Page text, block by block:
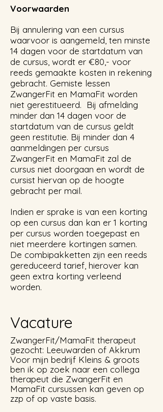
Voorwaarden
Bij annulering van een cursus
waarvoor is aangemeld, ten minste
14 dagen voor de startdatum van
de cursus, wordt er €80,- voor
reeds gemaakte kosten in rekening
gebracht. Gemiste lessen
ZwangerFit en MamaFit worden
niet gerestitueerd. Bij afmelding
minder dan 14 dagen voor de
startdatum van de cursus geldt
geen restitutie. Bij minder dan 4
aanmeldingen per cursus
ZwangerFit en MamaFit zal de
cursus niet doorgaan en wordt de
cursist hiervan op de hoogte
gebracht per mail.
Indien er sprake is van een korting
op een cursus dan kan er 1 korting
per cursus worden toegepast en
niet meerdere kortingen samen.
De combipakketten zijn een reeds
gereduceerd tarief, hierover kan
geen extra korting verleend
worden.
Vacature
ZwangerFit/MamaFit therapeut
gezocht: Leeuwarden of Akkrum
Voor mijn bedrijf Kleins & groots
ben ik op zoek naar een collega
therapeut die ZwangerFit en
MamaFit cursussen kan geven op
zzp of op vaste basis.